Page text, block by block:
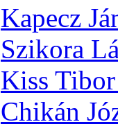
Kapecz
Szikora
Kiss
Chikán